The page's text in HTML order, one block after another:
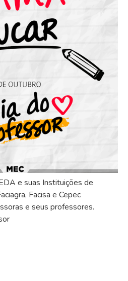
e suas Instituições de
Facisa e Cepec
e seus professores.